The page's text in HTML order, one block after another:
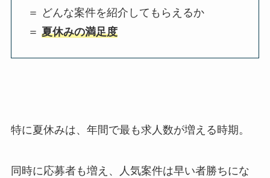
＝ どんな案件を紹介してもらえるか
＝ 夏休みの満足度
特に夏休みは、年間で最も求人数が増える時期。
同時に応募者も増え、人気案件は早い者勝ちにな